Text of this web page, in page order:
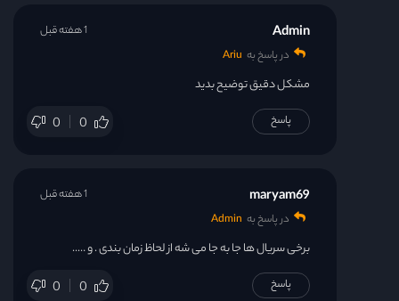
Admin
در پاسخ به Ariu
مشکل دقیق توضیح بدید
0 0
1 هفته قبل
پاسخ
maryam69
در پاسخ به Admin
برخی سریال ها جا به جا می شه از لحاظ زمان بندی . و …..
0 0
1 هفته قبل
پاسخ